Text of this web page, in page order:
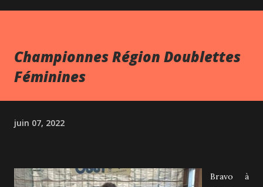
Championnes Région Doublettes
Féminines
juin 07, 2022
Bravo à